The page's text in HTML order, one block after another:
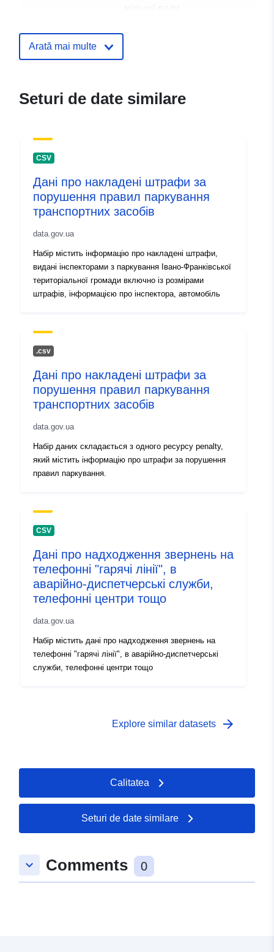
Puncte de
Registru catalog: Adăugat la data.europa.eu:
3e821f576571
uriRef:
http://data.europa.eu/88u/dataset/
Informații
versiune:
1.0
Arată mai multe
Seturi de date similare
CSV
Дані про накладені штрафи за
порушення правил паркування
транспортних засобів
data.gov.ua
Набір містить інформацію про накладені штрафи,
видані інспекторами з паркування Івано-Франківської
територіальної громади включно із розмірами
штрафів, інформацією про інспектора, автомобіль
.сsv
Дані про накладені штрафи за
порушення правил паркування
транспортних засобів
data.gov.ua
Набір даних складається з одного ресурсу penalty,
який містить інформацію про штрафи за порушення
правил паркування.
CSV
Дані про надходження звернень на
телефонні "гарячі лінії", в
аварійно-диспетчерські служби,
телефонні центри тощо
data.gov.ua
Набір містить дані про надходження звернень на
телефонні "гарячі лінії", в аварійно-диспетчерські
служби, телефонні центри тощо
Explore similar datasets arrow_forward
Calitatea
Seturi de date similare
keyboard_arrow_down Comments 0